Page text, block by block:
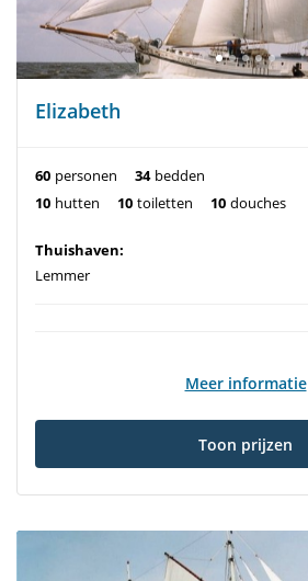
Elizabeth
60 personen 34 bedden
10 hutten 10 toiletten 10 douches
Thuishaven:
Lemmer
Meer informatie
Toon prijzen